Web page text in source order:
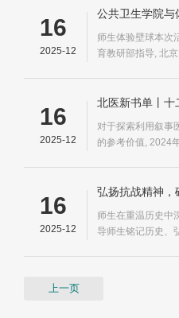
16
2025-12
公共卫生学院与
师生体验壁球本次
育教研部指导, 北
动的魅力
16
2025-12
北医新书单丨十
对于探索利用叙事
的参考价值, 2024
《国家医疗服务与
16
2025-12
弘扬抗战精神
师生在重温历史中
导师生铭记历史、
上一页